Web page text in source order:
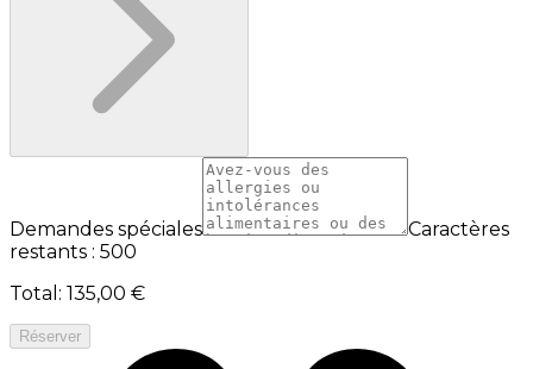
Demandes spéciales
Caractères
restants : 500
Total : 135,00 €
Réserver